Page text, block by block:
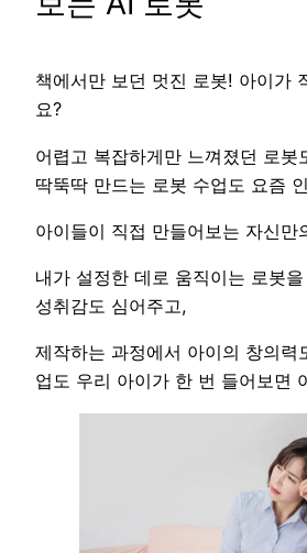
책에서만 보던 멋진 로봇! 아이가
요?
어렵고 복잡하게만 느껴졌던 로봇
딱뚝딱 만드는 로봇 수업도 요즘
아이들이 직접 만들어보는 자신만
내가 설정한 데로 움직이는 로봇
성취감도 심어주고,
제작하는 과정에서 아이의 창의력
업도 우리 아이가 한 번 들어보면